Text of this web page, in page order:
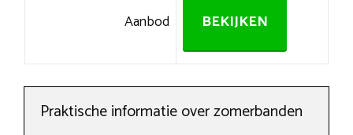
Aanbod BEKIJKEN
Praktische informatie over zomerbanden